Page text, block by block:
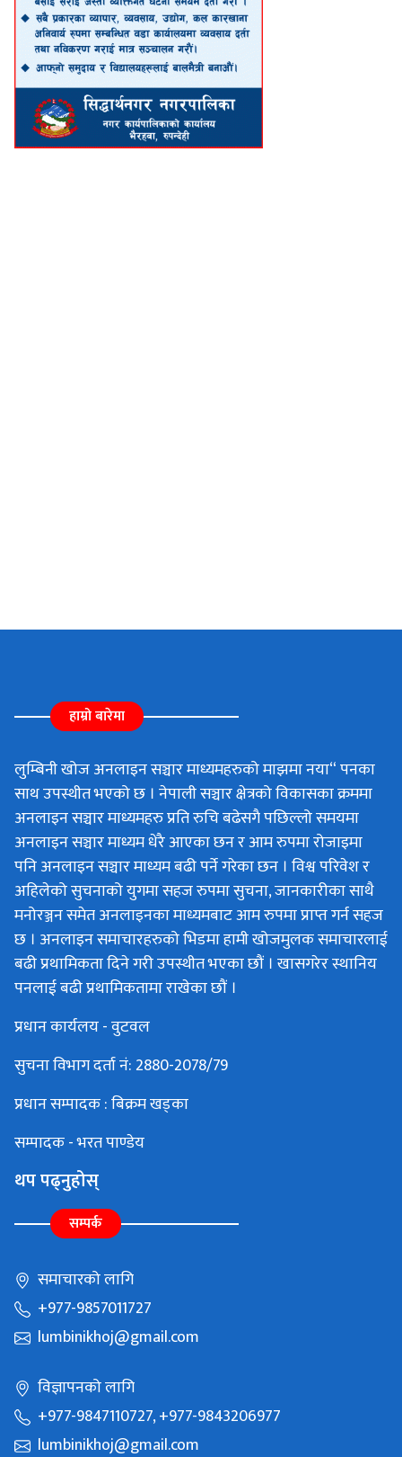
हाम्रो बारेमा
लुम्बिनी खोज अनलाइन सञ्चार माध्यमहरुको माझमा नया“ पनका
साथ उपस्थीत भएको छ । नेपाली सञ्चार क्षेत्रको विकासका क्रममा
अनलाइन सञ्चार माध्यमहरु प्रति रुचि बढेसगै पछिल्लो समयमा
अनलाइन सञ्चार माध्यम धेरै आएका छन र आम रुपमा रोजाइमा
पनि अनलाइन सञ्चार माध्यम बढी पर्ने गरेका छन । विश्व परिवेश र
अहिलेको सुचनाको युगमा सहज रुपमा सुचना, जानकारीका साथै
मनोरञ्जन समेत अनलाइनका माध्यमबाट आम रुपमा प्राप्त गर्न सहज
छ । अनलाइन समाचारहरुको भिडमा हामी खोजमुलक समाचारलाई
बढी प्रथामिकता दिने गरी उपस्थीत भएका छौं । खासगरेर स्थानिय
पनलाई बढी प्रथामिकतामा राखेका छौं ।
प्रधान कार्यलय - वुटवल
सुचना विभाग दर्ता नं: 2880-2078/79
प्रधान सम्पादक : बिक्रम खड्का
सम्पादक - भरत पाण्डेय
थप पढ्नुहोस्
सम्पर्क
समाचारको लागि
+977-9857011727
lumbinikhoj@gmail.com
विज्ञापनको लागि
+977-9847110727, +977-9843206977
lumbinikhoj@gmail.com